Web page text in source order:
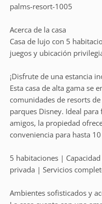
palms-resort-1005
Acerca de la casa
Casa de lujo con 5
juegos y ubicación
¡Disfrute de una estancia
Esta casa de alta gama se
comunidades de resorts
parques Disney. Ideal
amigos, la propiedad
conveniencia para hasta
5 habitaciones |
privada | Servicios
Ambientes sofisticados y